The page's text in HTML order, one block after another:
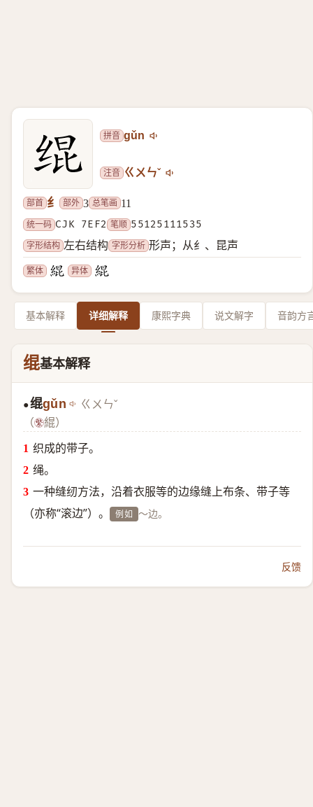
拼音 gǔn
注音 ㄍㄨㄣˇ
部首 纟 部外 3 总笔画 11
统一码 CJK 7EF2 笔顺 55125111535
字形结构 左右结构 字形分析 形声；从纟、昆声
繁体 异体
基本解释 详细解释 康熙字典 说文解字 音韵方
绲基本解释
●绲gǔn ㄍㄨㄣˇ
（
緄）
织成的带子。
绳。
一种缝纫方法，沿着衣服等的边缘缝上布条、带子等
（亦称“滚边”）。
例如 ～边。
反馈